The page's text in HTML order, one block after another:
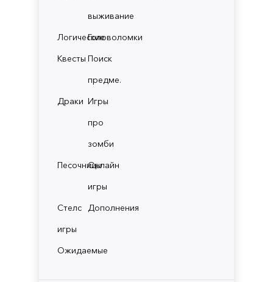
выживание
ЛогическиеГоловоломки
Квесты Поиск
предме.
Драки Игры
про
зомби
ПесочницыОнлайн
игры
Стелс
игры
Дополнения
Ожидаемые